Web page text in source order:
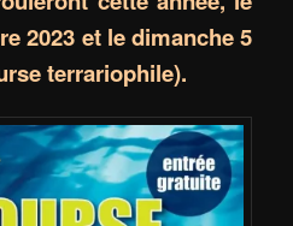
2023 et le dimanche 5
terrariophile).